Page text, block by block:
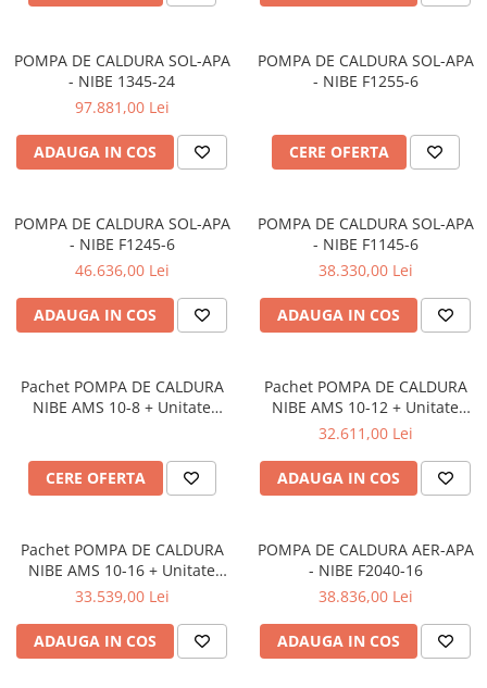
POMPA DE CALDURA SOL-APA
- NIBE 1345-24
97.881,00 Lei
ADAUGA IN COS
POMPA DE CALDURA SOL-APA
- NIBE F1255-6
CERE OFERTA
POMPA DE CALDURA SOL-APA
- NIBE F1245-6
46.636,00 Lei
ADAUGA IN COS
POMPA DE CALDURA SOL-APA
- NIBE F1145-6
38.330,00 Lei
ADAUGA IN COS
Pachet POMPA DE CALDURA
NIBE AMS 10-8 + Unitate
CERE OFERTA
Pachet POMPA DE CALDURA
NIBE AMS 10-12 + Unitate
interna BA-SVM 10-200/6E
32.611,00 Lei
ADAUGA IN COS
Pachet POMPA DE CALDURA
NIBE AMS 10-16 + Unitate
interna HBS 05-16 (230V)
33.539,00 Lei
ADAUGA IN COS
POMPA DE CALDURA AER-APA
- NIBE F2040-16
38.836,00 Lei
ADAUGA IN COS